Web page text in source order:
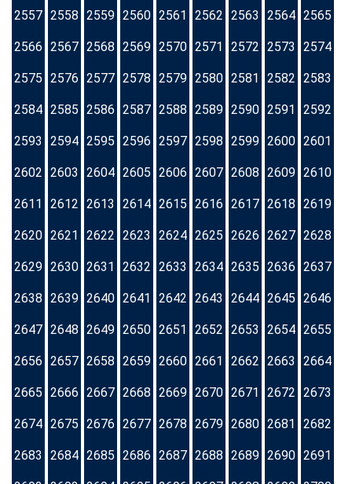
2557 2558 2559 2560 2561 2562 2563 2564 2565
2566 2567 2568 2569 2570 2571 2572 2573 2574
2575 2576 2577 2578 2579 2580 2581 2582 2583
2584 2585 2586 2587 2588 2589 2590 2591 2592
2593 2594 2595 2596 2597 2598 2599 2600 2601
2602 2603 2604 2605 2606 2607 2608 2609 2610
2611 2612 2613 2614 2615 2616 2617 2618 2619
2620 2621 2622 2623 2624 2625 2626 2627 2628
2629 2630 2631 2632 2633 2634 2635 2636 2637
2638 2639 2640 2641 2642 2643 2644 2645 2646
2647 2648 2649 2650 2651 2652 2653 2654 2655
2656 2657 2658 2659 2660 2661 2662 2663 2664
2665 2666 2667 2668 2669 2670 2671 2672 2673
2674 2675 2676 2677 2678 2679 2680 2681 2682
2683 2684 2685 2686 2687 2688 2689 2690 2691